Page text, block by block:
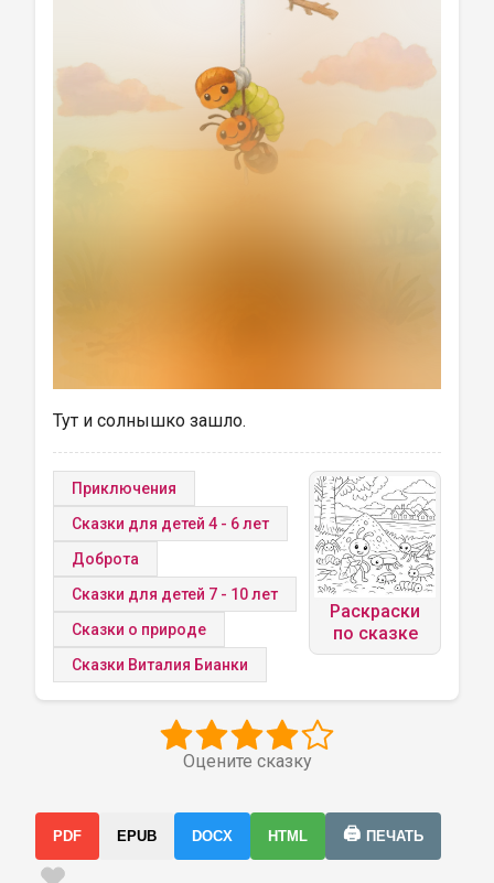
Тут и солнышко зашло.
Приключения
Сказки для детей 4 - 6 лет
Доброта
Сказки для детей 7 - 10 лет
Сказки о природе
Сказки Виталия Бианки
Раскраски
по сказке
Оцените сказку
PDF EPUB DOCX HTML 🖨️ ПЕЧАТЬ